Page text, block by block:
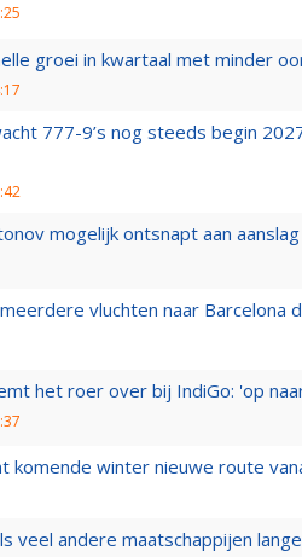
groei in kwartaal met minder
777-9’s nog steeds begin
mogelijk ontsnapt aan
vluchten naar Barcelona
het roer over bij IndiGo: 'op
komende winter nieuwe route
veel andere maatschappijen